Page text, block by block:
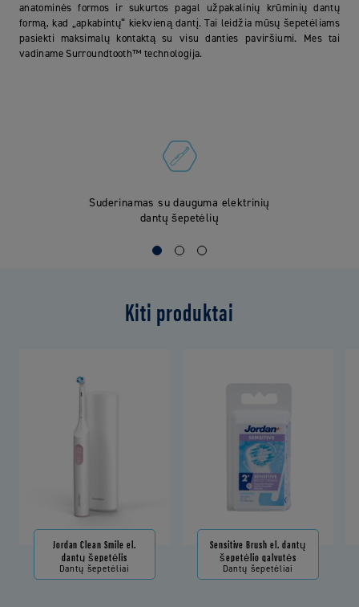
anatominės formos ir sukurtos pagal užpakalinių krūminių dantų
formą, kad „apkabintų“ kiekvieną dantį. Tai leidžia mūsų šepetėliams
pasiekti maksimalų kontaktą su visu danties paviršiumi. Mes tai
vadiname Surroundtooth™ technologija.
Suderinamas su dauguma elektrinių
dantų šepetėlių
Kiti produktai
Jordan Clean Smile el.
dantų šepetėlis
Dantų šepetėliai
Sensitive Brush el. dantų
šepetėlio galvutės
Dantų šepetėliai